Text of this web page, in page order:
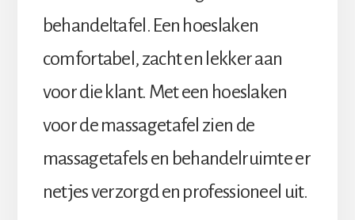
behandeltafel. Een hoeslaken
comfortabel, zacht en lekker aan
voor die klant. Met een hoeslaken
voor de massagetafel zien de
massagetafels en behandelruimte er
netjes verzorgd en professioneel uit.